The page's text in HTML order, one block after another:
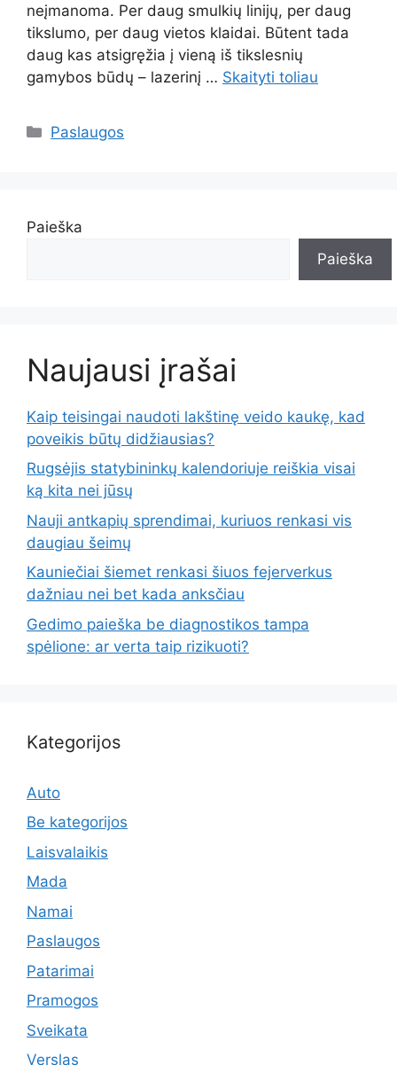
neįmanoma. Per daug smulkių linijų, per daug
tikslumo, per daug vietos klaidai. Būtent tada
daug kas atsigręžia į vieną iš tikslesnių
gamybos būdų – lazerinį … Skaityti toliau
Kategorijos
Paslaugos
Paieška
Paieška
Naujausi įrašai
Kaip teisingai naudoti lakštinę veido kaukę, kad
poveikis būtų didžiausias?
Rugsėjis statybininkų kalendoriuje reiškia visai
ką kita nei jūsų
Nauji antkapių sprendimai, kuriuos renkasi vis
daugiau šeimų
Kauniečiai šiemet renkasi šiuos fejerverkus
dažniau nei bet kada anksčiau
Gedimo paieška be diagnostikos tampa
spėlione: ar verta taip rizikuoti?
Kategorijos
Auto
Be kategorijos
Laisvalaikis
Mada
Namai
Paslaugos
Patarimai
Pramogos
Sveikata
Verslas